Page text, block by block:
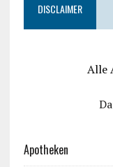
DISCLAIMER
Alle
Apotheken